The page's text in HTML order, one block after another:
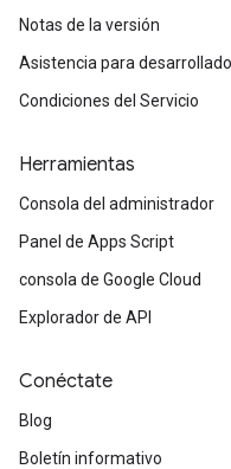
Notas de la versión
Asistencia para
Condiciones del Servicio
Herramientas
Consola del administrador
Panel de Apps Script
consola de Google Cloud
Explorador de API
Conéctate
Blog
Boletín informativo